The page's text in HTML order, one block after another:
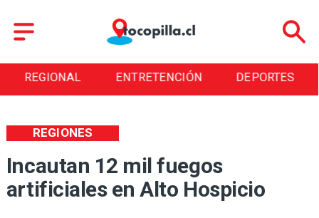
REGIONAL ENTRETENCIÓN DEPORTES
Incautan 12 mil fuegos
artificiales en Alto Hospicio
REGIONES